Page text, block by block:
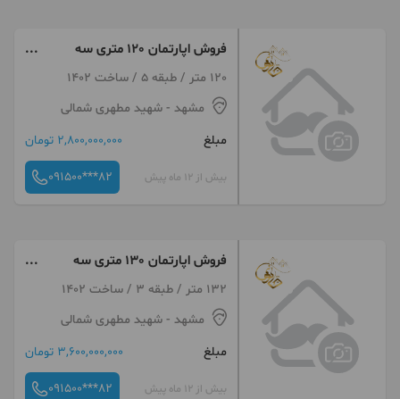
فروش اپارتمان 120 متری سه
خواب شهید کریمی 30
120 متر / طبقه 5 / ساخت 1402
مشهد - شهید مطهری شمالی
مبلغ
2,800,000,000 تومان
بیش از 12 ماه پیش 091500***82
فروش اپارتمان 130 متری سه
خواب مطهری شمالی
132 متر / طبقه 3 / ساخت 1402
مشهد - شهید مطهری شمالی
مبلغ
3,600,000,000 تومان
بیش از 12 ماه پیش 091500***82